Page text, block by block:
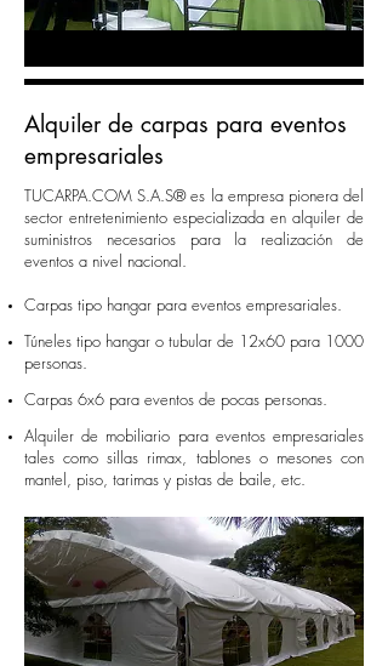
Alquiler de carpas para eventos
empresariales
TUCARPA.COM S.A.S® es la empresa pionera del
sector entretenimiento especializada en alquiler de
suministros necesarios para la realización de
eventos a nivel nacional.
​Carpas tipo hangar para eventos empresariales.
Túneles tipo hangar o tubular de 12x60 para 1000
personas.
Carpas 6x6 para eventos de pocas personas.
Alquiler de mobiliario para eventos empresariales
tales como sillas rimax, tablones o mesones con
mantel, piso, tarimas y pistas de baile, etc.